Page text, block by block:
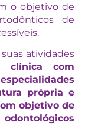
o objetivo de
de
atividades
clínica com
própria e
objetivo de